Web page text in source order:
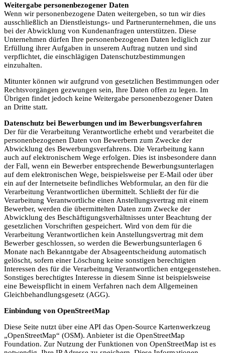
Weitergabe personenbezogener Daten
Wenn wir personenbezogene Daten weitergeben, so tun wir dies
ausschließlich an Dienstleistungs- und Partnerunternehmen, die uns
bei der Abwicklung von Kundenanfragen unterstützen. Diese
Unternehmen dürfen Ihre personenbezogenen Daten lediglich zur
Erfüllung ihrer Aufgaben in unserem Auftrag nutzen und sind
verpflichtet, die einschlägigen Datenschutzbestimmungen
einzuhalten.
Mitunter können wir aufgrund von gesetzlichen Bestimmungen oder
Rechtsvorgängen gezwungen sein, Ihre Daten offen zu legen. Im
Übrigen findet jedoch keine Weitergabe personenbezogener Daten
an Dritte statt.
Datenschutz bei Bewerbungen und im Bewerbungsverfahren
Der für die Verarbeitung Verantwortliche erhebt und verarbeitet die
personenbezogenen Daten von Bewerbern zum Zwecke der
Abwicklung des Bewerbungsverfahrens. Die Verarbeitung kann
auch auf elektronischem Wege erfolgen. Dies ist insbesondere dann
der Fall, wenn ein Bewerber entsprechende Bewerbungsunterlagen
auf dem elektronischen Wege, beispielsweise per E-Mail oder über
ein auf der Internetseite befindliches Webformular, an den für die
Verarbeitung Verantwortlichen übermittelt. Schließt der für die
Verarbeitung Verantwortliche einen Anstellungsvertrag mit einem
Bewerber, werden die übermittelten Daten zum Zwecke der
Abwicklung des Beschäftigungsverhältnisses unter Beachtung der
gesetzlichen Vorschriften gespeichert. Wird von dem für die
Verarbeitung Verantwortlichen kein Anstellungsvertrag mit dem
Bewerber geschlossen, so werden die Bewerbungsunterlagen 6
Monate nach Bekanntgabe der Absageentscheidung automatisch
gelöscht, sofern einer Löschung keine sonstigen berechtigten
Interessen des für die Verarbeitung Verantwortlichen entgegenstehen.
Sonstiges berechtigtes Interesse in diesem Sinne ist beispielsweise
eine Beweispflicht in einem Verfahren nach dem Allgemeinen
Gleichbehandlungsgesetz (AGG).
Einbindung von OpenStreetMap
Diese Seite nutzt über eine API das Open-Source Kartenwerkzeug
„OpenStreetMap“ (OSM). Anbieter ist die OpenStreetMap
Foundation. Zur Nutzung der Funktionen von OpenStreetMap ist es